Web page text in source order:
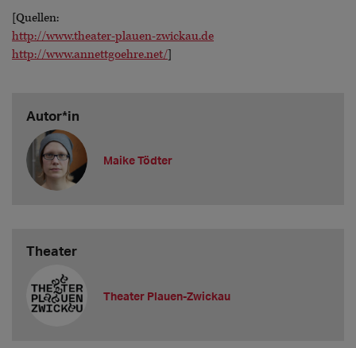
[Quellen:
http://www.theater-plauen-zwickau.de
http://www.annettgoehre.net/]
Autor*in
Maike Tödter
Theater
Theater Plauen-Zwickau